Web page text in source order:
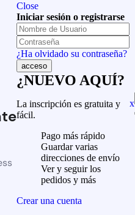
Close
Iniciar sesión o registrarse
¿Ha olvidado su contraseña?
¿NUEVO AQUÍ?
La inscripción es gratuita y
fácil.
Pago más rápido
Guardar varias
direcciones de envío
Ver y seguir los
pedidos y más
Crear una cuenta
x